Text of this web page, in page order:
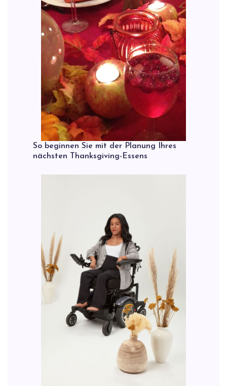
So beginnen Sie mit der Planung Ihres
nächsten Thanksgiving-Essens